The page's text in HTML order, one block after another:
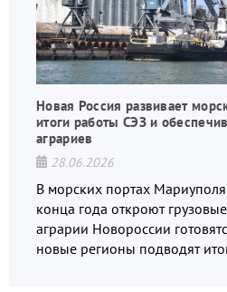
Новая Россия развивает
итоги работы СЭЗ и
аграриев
28.06.2026
В морских портах
конца года откроют
аграрии Новороссии
новые регионы подводят